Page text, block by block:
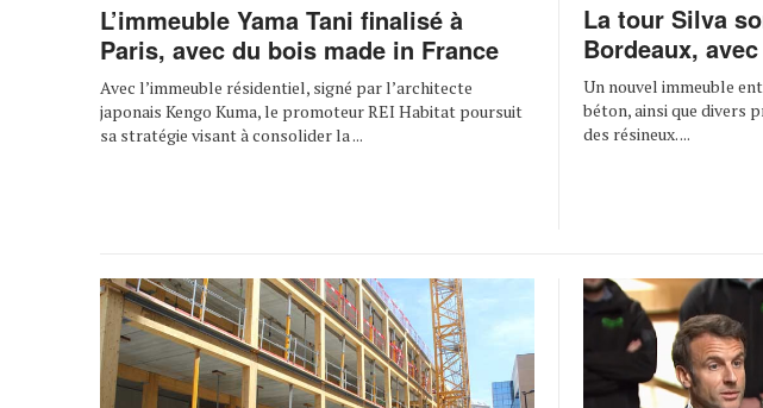
L’immeuble Yama Tani finalisé à
Paris, avec du bois made in France
Avec l’immeuble résidentiel, signé par l’architecte
japonais Kengo Kuma, le promoteur REI Habitat poursuit
sa stratégie visant à consolider la ...
La tour Silva
Bordeaux,
Un nouvel immeuble
béton, ainsi que divers
des résineux. ...